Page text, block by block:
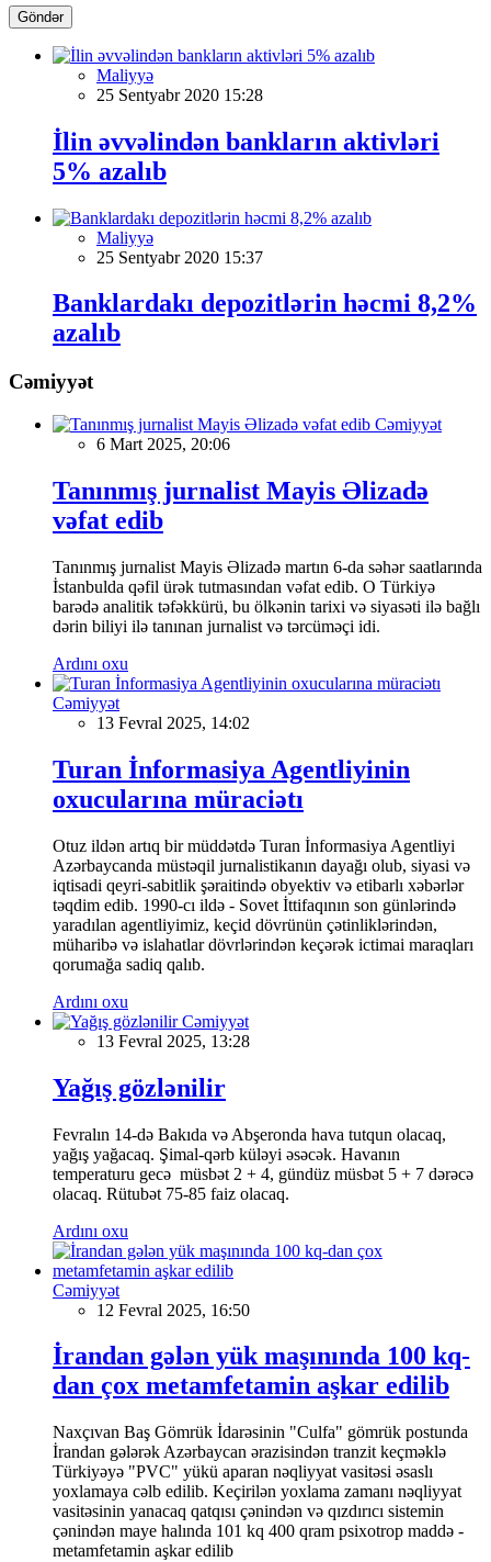
Göndər
Maliyyə
25 Sentyabr 2020 15:28
İlin əvvəlindən bankların aktivləri
5% azalıb
Maliyyə
25 Sentyabr 2020 15:37
Banklardakı depozitlərin həcmi 8,2%
azalıb
Cəmiyyət
Cəmiyyət
6 Mart 2025, 20:06
Tanınmış jurnalist Mayis Əlizadə
vəfat edib
Tanınmış jurnalist Mayis Əlizadə martın 6-da səhər saatlarında
İstanbulda qəfil ürək tutmasından vəfat edib. O Türkiyə
barədə analitik təfəkkürü, bu ölkənin tarixi və siyasəti ilə bağlı
dərin biliyi ilə tanınan jurnalist və tərcüməçi idi.
Ardını oxu
Cəmiyyət
13 Fevral 2025, 14:02
Turan İnformasiya Agentliyinin
oxucularına müraciətı
Otuz ildən artıq bir müddətdə Turan İnformasiya Agentliyi
Azərbaycanda müstəqil jurnalistikanın dayağı olub, siyasi və
iqtisadi qeyri-sabitlik şəraitində obyektiv və etibarlı xəbərlər
təqdim edib. 1990-cı ildə - Sovet İttifaqının son günlərində
yaradılan agentliyimiz, keçid dövrünün çətinliklərindən,
müharibə və islahatlar dövrlərindən keçərək ictimai maraqları
qorumağa sadiq qalıb.
Ardını oxu
Cəmiyyət
13 Fevral 2025, 13:28
Yağış gözlənilir
Fevralın 14-də Bakıda və Abşeronda hava tutqun olacaq,
yağış yağacaq. Şimal-qərb küləyi əsəcək. Havanın
temperaturu gecə müsbət 2 + 4, gündüz müsbət 5 + 7 dərəcə
olacaq. Rütubət 75-85 faiz olacaq.
Ardını oxu
Cəmiyyət
12 Fevral 2025, 16:50
İrandan gələn yük maşınında 100 kq-
dan çox metamfetamin aşkar edilib
Naxçıvan Baş Gömrük İdarəsinin "Culfa" gömrük postunda
İrandan gələrək Azərbaycan ərazisindən tranzit keçməklə
Türkiyəyə "PVC" yükü aparan nəqliyyat vasitəsi əsaslı
yoxlamaya cəlb edilib. Keçirilən yoxlama zamanı nəqliyyat
vasitəsinin yanacaq qatqısı çənindən və qızdırıcı sistemin
çənindən maye halında 101 kq 400 qram psixotrop maddə -
metamfetamin aşkar edilib